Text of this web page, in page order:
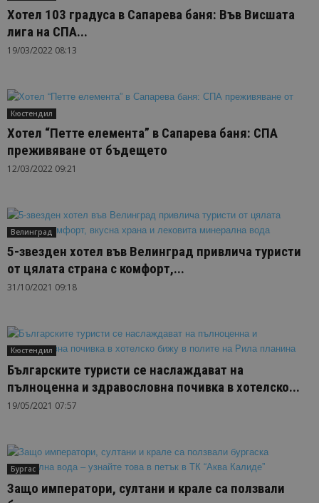
Хотел 103 градуса в Сапарева баня: Във Висшата
лига на СПА...
19/03/2022 08:13
Кюстендил
Хотел “Петте елемента” в Сапарева баня: СПА
преживяване от бъдещето
12/03/2022 09:21
Велинград
5-звезден хотел във Велинград привлича туристи
от цялата страна с комфорт,...
31/10/2021 09:18
Кюстендил
Българските туристи се наслаждават на
пълноценна и здравословна почивка в хотелско...
19/05/2021 07:57
Бургас
Защо императори, султани и крале са ползвали